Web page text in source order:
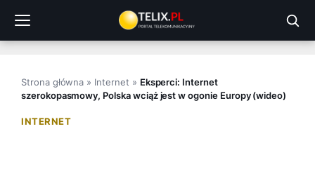
treści
Strona główna » Internet » Eksperci: Internet
szerokopasmowy, Polska wciąż jest w ogonie Europy (wideo)
INTERNET